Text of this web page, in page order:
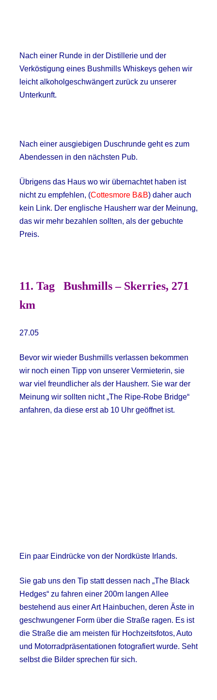
Nach einer Runde in der Distillerie und der
Verköstigung eines Bushmills Whiskeys gehen wir
leicht alkoholgeschwängert zurück zu unserer
Unterkunft.
Nach einer ausgiebigen Duschrunde geht es zum
Abendessen in den nächsten Pub.
Übrigens das Haus wo wir übernachtet haben ist
nicht zu empfehlen, (Cottesmore B&B) daher auch
kein Link. Der englische Hausherr war der Meinung,
das wir mehr bezahlen sollten, als der gebuchte
Preis.
11. Tag Bushmills – Skerries, 271
km
27.05
Bevor wir wieder Bushmills verlassen bekommen
wir noch einen Tipp von unserer Vermieterin, sie
war viel freundlicher als der Hausherr. Sie war der
Meinung wir sollten nicht „The Ripe-Robe Bridge“
anfahren, da diese erst ab 10 Uhr geöffnet ist.
Ein paar Eindrücke von der Nordküste Irlands.
Sie gab uns den Tip statt dessen nach „The Black
Hedges“ zu fahren einer 200m langen Allee
bestehend aus einer Art Hainbuchen, deren Äste in
geschwungener Form über die Straße ragen. Es ist
die Straße die am meisten für Hochzeitsfotos, Auto
und Motorradpräsentationen fotografiert wurde. Seht
selbst die Bilder sprechen für sich.